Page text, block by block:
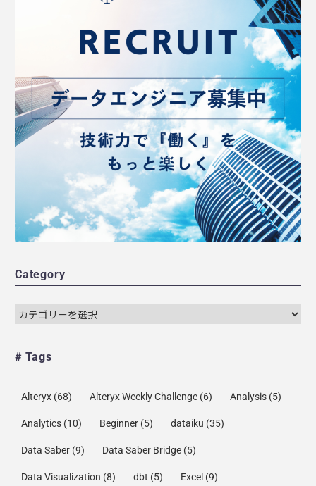
Category
# Tags
Alteryx (68) Alteryx Weekly Challenge (6) Analysis (5)
Analytics (10) Beginner (5) dataiku (35)
Data Saber (9) Data Saber Bridge (5)
Data Visualization (8) dbt (5) Excel (9)